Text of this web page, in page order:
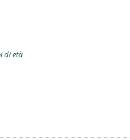
di età